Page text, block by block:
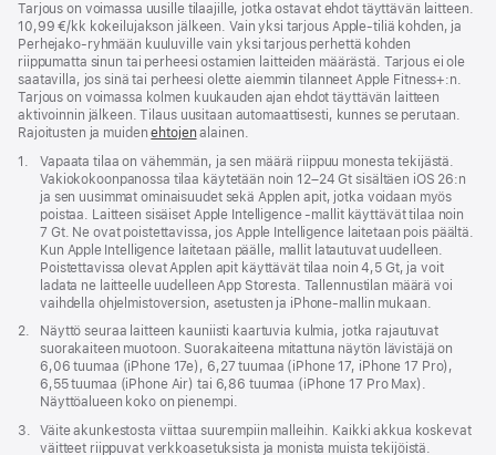
Tarjous on voimassa uusille tilaajille, jotka ostavat ehdot täyttävän laitteen.
10,99 €/kk kokeilujakson jälkeen. Vain yksi tarjous Apple-tiliä kohden, ja
Perhe­jako-ryhmään kuuluville vain yksi tarjous perhettä kohden
riippumatta sinun tai perheesi ostamien laitteiden määrästä. Tarjous ei ole
saatavilla, jos sinä tai perheesi olette aiemmin tilanneet Apple Fitness+:n.
Tarjous on voimassa kolmen kuukauden ajan ehdot täyttävän laitteen
aktivoinnin jälkeen. Tilaus uusitaan automaattisesti, kunnes se perutaan.
Rajoitusten ja muidenehtojen alainen.
Alaviite
1.
Vapaata tilaa on vähemmän, ja sen määrä riippuu monesta tekijästä.
Vakio­kokoon­panossa tilaa käytetään noin 12–24 Gt sisältäen iOS 26:n
ja sen uusimmat ominaisuudet sekä Applen apit, jotka voidaan myös
poistaa. Laitteen sisäiset Apple Intelligence ‑mallit käyttävät tilaa noin
7 Gt. Ne ovat poistettavissa, jos Apple Intelligence laitetaan pois päältä.
Kun Apple⁠⁠⁠⁠ Intelligence laitetaan päälle, mallit latautuvat uudelleen.
Poistettavissa olevat Applen apit käyttävät tilaa noin 4,5 Gt, ja voit
ladata ne laitteelle uudelleen App Storesta. Tallennus­tilan määrä voi
vaihdella ohjelmisto­version, asetusten ja iPhone-mallin mukaan.
Alaviite
2.
Näyttö seuraa laitteen kauniisti kaartuvia kulmia, jotka rajautuvat
suora­kaiteen muotoon. Suora­kaiteena mitattuna näytön lävistäjä on
6,06 tuumaa (iPhone 17e), 6,27 tuumaa (iPhone 17, iPhone 17 Pro),
6,55 tuumaa (iPhone Air) tai 6,86 tuumaa (iPhone 17 Pro Max).
Näyttöalueen koko on pienempi.
Alaviite
3.
Väite akunkestosta viittaa suurempiin malleihin. Kaikki akkua koskevat
väitteet riippuvat verkkoasetuksista ja monista muista tekijöistä.